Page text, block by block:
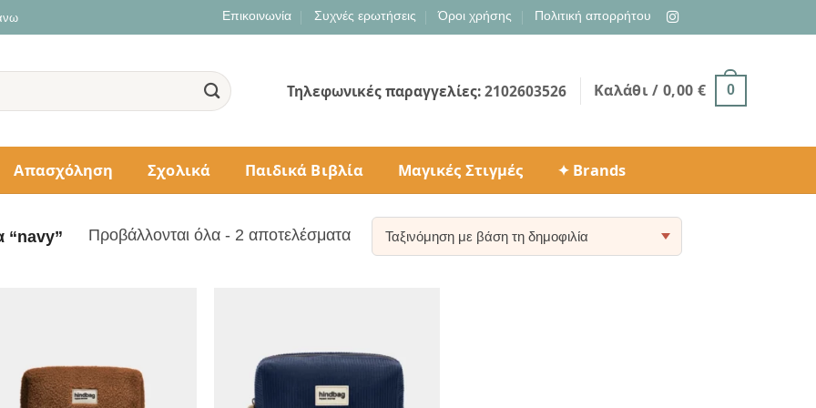
Επικοινωνία Συχνές ερωτήσεις Όροι χρήσης Πολιτική απορρήτου
Τηλεφωνικές παραγγελίες:2102603526 Καλάθι / 0,00 € 0
Απασχόληση Σχολικά Παιδικά Βιβλία Μαγικές Στιγμές ✦ Brands
“navy” Προβάλλονται όλα - 2 αποτελέσματαSorted